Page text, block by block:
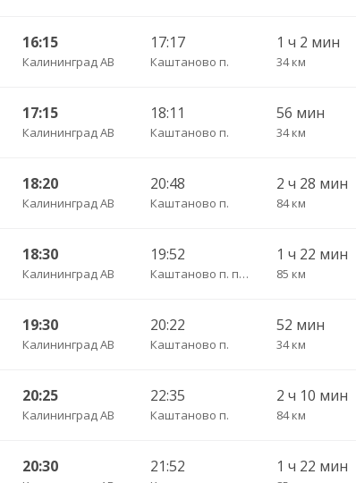
16:15
Калининград АВ
17:17
Каштаново п.
1 ч 2 мин
34 км
17:15
Калининград АВ
18:11
Каштаново п.
56 мин
34 км
18:20
Калининград АВ
20:48
Каштаново п.
2 ч 28 мин
84 км
18:30
Калининград АВ
19:52
Каштаново п. пов.
1 ч 22 мин
85 км
19:30
Калининград АВ
20:22
Каштаново п.
52 мин
34 км
20:25
Калининград АВ
22:35
Каштаново п.
2 ч 10 мин
84 км
20:30 21:52 1 ч 22 мин